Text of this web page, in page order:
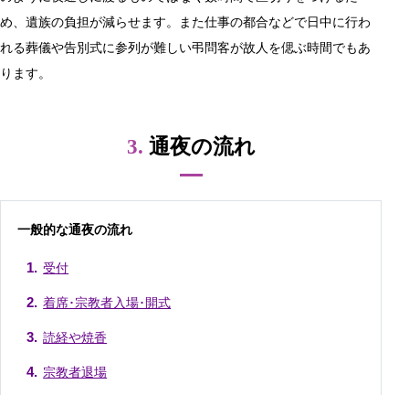
め、遺族の負担が減らせます。また仕事の都合などで日中に行わ
れる葬儀や告別式に参列が難しい弔問客が故人を偲ぶ時間でもあ
ります。
3. 通夜の流れ
一般的な通夜の流れ
受付
着席･宗教者入場･開式
読経や焼香
宗教者退場